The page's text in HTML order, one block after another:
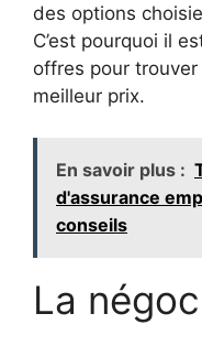
des options
C’est pourquoi il
offres pour
meilleur prix.
En savoir plus :
d'assurance
conseils
La